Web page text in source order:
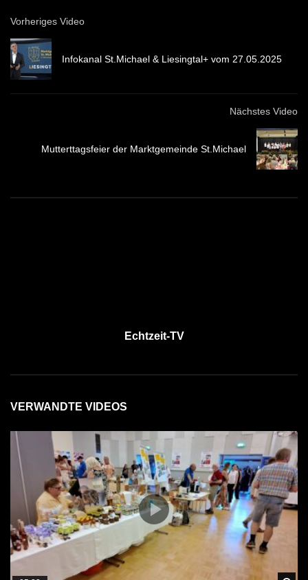
Vorheriges Video
Infokanal St.Michael & Liesingtal+ vom 27.05.2025
Nächstes Video
Mutterttagsfeier der Marktgemeinde St.Michael
Echtzeit-TV
VERWANDTE VIDEOS